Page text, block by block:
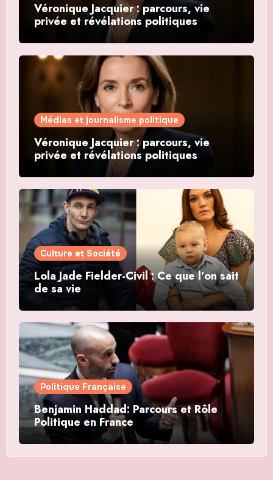
Véronique Jacquier : parcours, vie
privée et révélations politiques
Médias et journalisme politique
Véronique Jacquier : parcours, vie
privée et révélations politiques
Culture et Société
Lola Jade Fielder-Civil : Ce que l’on sait
de sa vie
Politique Française
Benjamin Haddad: Parcours et Rôle
Politique en France